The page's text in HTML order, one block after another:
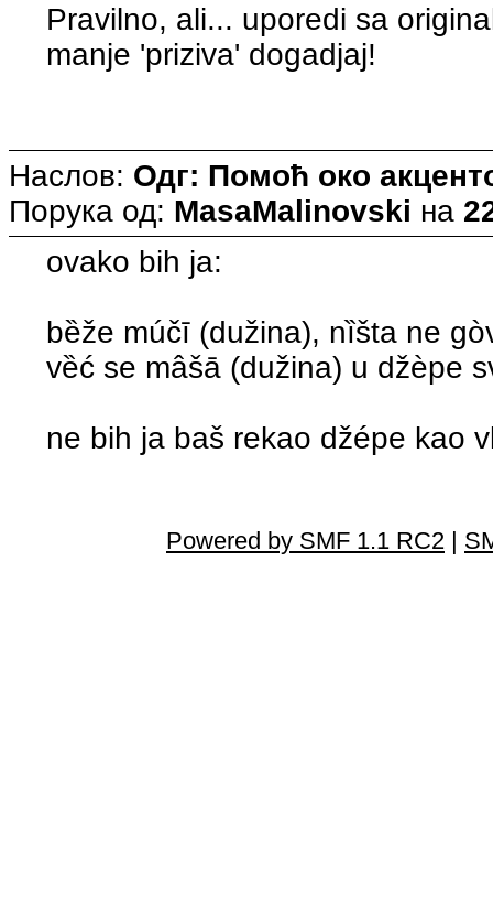
Pravilno, ali... uporedi sa
manje 'priziva' dogadjaj!
Наслов: Одг: Помоћ око
Порука од: MasaMalinovski на
ovako bih ja:
bȅže múčī (dužina), nȉšta ne
vȅć se mâšа̄ (dužina) u džѐpe
ne bih ja baš rekao džépe kao
Powered by SMF 1.1 RC2 |